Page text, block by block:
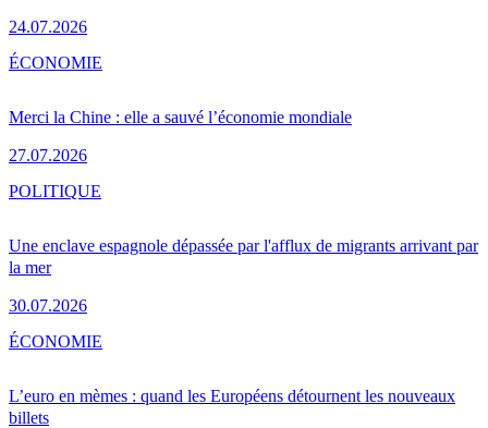
24.07.2026
Merci la Chine : elle a sauvé l’économie mondiale
27.07.2026
ÉCONOMIE
Une enclave espagnole dépassée par l'afflux de migrants arrivant par
la mer
30.07.2026
POLITIQUE
L’euro en mèmes : quand les Européens détournent les nouveaux
billets
ÉCONOMIE